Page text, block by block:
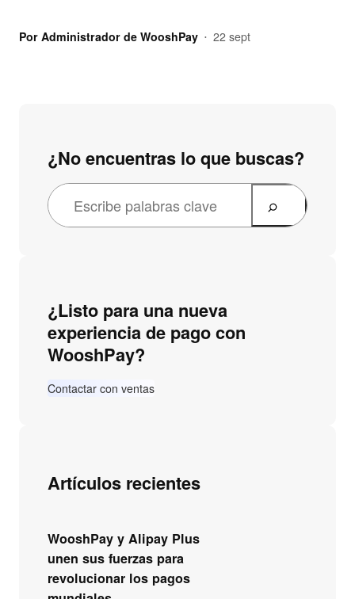
Por Administrador de WooshPay • 22 sept
¿No encuentras lo que buscas?
B
u
r
¿Listo para una nueva
experiencia de pago con
WooshPay?
Contactar con ventas
Artículos recientes
WooshPay y Alipay Plus
unen sus fuerzas para
revolucionar los pagos